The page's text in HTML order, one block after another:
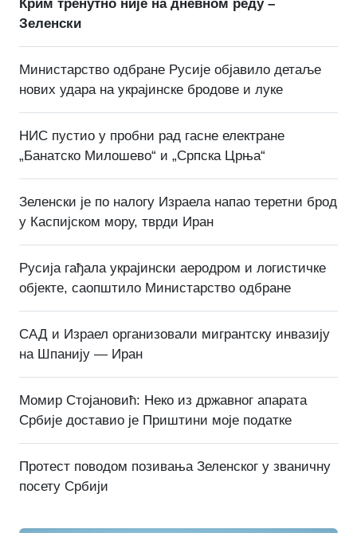
Крим тренутно није на дневном реду –
Зеленски
Министарство одбране Русије објавило детаље
нових удара на украјинске бродове и луке
НИС пустио у пробни рад гасне електране
„Банатско Милошево“ и „Српска Црња“
Зеленски је по налогу Израела напао теретни брод
у Каспијском мору, тврди Иран
Русија гађала украјински аеродром и логистичке
објекте, саопштило Министарство одбране
САД и Израел организовали мигрантску инвазију
на Шпанију — Иран
Момир Стојановић: Неко из државног апарата
Србије доставио је Приштини моје податке
Протест поводом позивања Зеленског у званичну
посету Србији